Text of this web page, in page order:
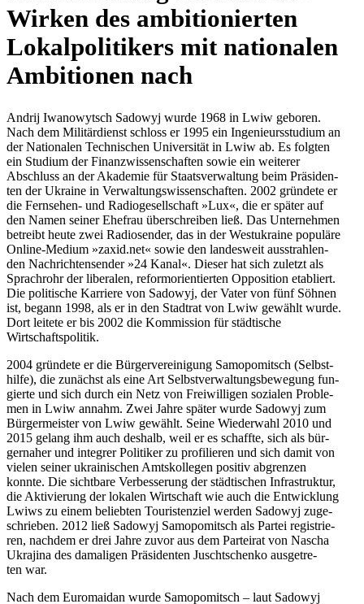
Wirken des ambi­tio­nier­ten
Lokal­po­li­ti­kers mit natio­na­len
Ambi­tio­nen nach
Andrij Iwa­no­wytsch Sadowyj wurde 1968 in Lwiw geboren.
Nach dem Mili­tär­dienst schloss er 1995 ein Inge­nieurs­stu­dium an
der Natio­na­len Tech­ni­schen Uni­ver­si­tät in Lwiw ab. Es folgten
ein Studium der Finanz­wis­sen­schaf­ten sowie ein wei­te­rer
Abschluss an der Aka­de­mie für Staats­ver­wal­tung beim Prä­si­den­
ten der Ukraine in Ver­wal­tungs­wis­sen­schaf­ten. 2002 grün­dete er
die Fern­se­hen- und Radio­ge­sell­schaft »Lux«, die er später auf
den Namen seiner Ehefrau über­schrei­ben ließ. Das Unter­neh­men
betreibt heute zwei Radio­sen­der, das in der West­ukraine popu­läre
Online-Medium »zaxid.net« sowie den lan­des­weit aus­strah­len­
den Nach­rich­ten­sen­der »24 Kanal«. Dieser hat sich zuletzt als
Sprach­rohr der libe­ra­len, reform­ori­en­tier­ten Oppo­si­tion eta­bliert.
Die poli­ti­sche Kar­riere von Sadowyj, der Vater von fünf Söhnen
ist, begann 1998, als er in den Stadt­rat von Lwiw gewählt wurde.
Dort leitete er bis 2002 die Kom­mis­sion für städ­ti­sche
Wirtschaftspolitik.
2004 grün­dete er die Bür­ger­ver­ei­ni­gung Samo­po­mit­sch (Selbst­
hilfe), die zunächst als eine Art Selbst­ver­wal­tungs­be­we­gung fun­
gierte und sich durch ein Netz von Frei­wil­li­gen sozia­len Pro­ble­
men in Lwiw annahm. Zwei Jahre später wurde Sadowyj zum
Bür­ger­meis­ter von Lwiw gewählt. Seine Wie­der­wahl 2010 und
2015 gelang ihm auch deshalb, weil er es schaffte, sich als bür­
ger­na­her und inte­grer Poli­ti­ker zu pro­fi­lie­ren und sich damit von
vielen seiner ukrai­ni­schen Amts­kol­le­gen positiv abgren­zen
konnte. Die sicht­bare Ver­bes­se­rung der städ­ti­schen Infra­struk­tur,
die Akti­vie­rung der lokalen Wirt­schaft wie auch die Ent­wick­lung
Lwiws zu einem belieb­ten Tou­ris­ten­ziel werden Sadowyj zuge­
schrie­ben. 2012 ließ Sadowyj Samo­po­mit­sch als Partei regis­trie­
ren, nachdem er drei Jahre zuvor aus dem Par­tei­rat von Nascha
Ukra­jina des dama­li­gen Prä­si­den­ten Juscht­schenko aus­ge­tre­
ten war.
Nach dem Euro­mai­dan wurde Samo­po­mit­sch – laut Sadowyj